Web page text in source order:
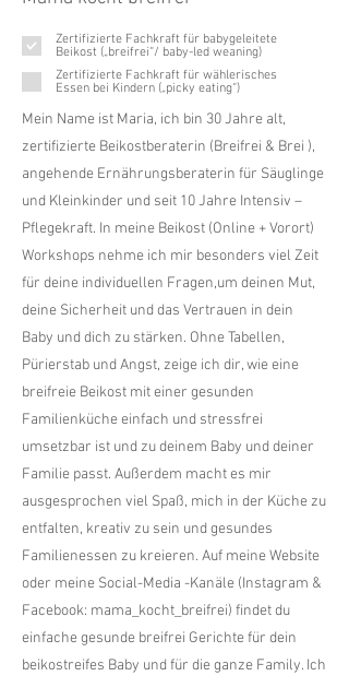
Zertifizierte Fachkraft für babygeleitete
Beikost („breifrei“/ baby-led weaning)
Zertifizierte Fachkraft für wählerisches
Essen bei Kindern („picky eating“)
Mein Name ist Maria, ich bin 30 Jahre alt,
zertifizierte Beikostberaterin (Breifrei & Brei ),
angehende Ernährungsberaterin für Säuglinge
und Kleinkinder und seit 10 Jahre Intensiv –
Pflegekraft. In meine Beikost (Online + Vorort)
Workshops nehme ich mir besonders viel Zeit
für deine individuellen Fragen,um deinen Mut,
deine Sicherheit und das Vertrauen in dein
Baby und dich zu stärken. Ohne Tabellen,
Pürierstab und Angst, zeige ich dir, wie eine
breifreie Beikost mit einer gesunden
Familienküche einfach und stressfrei
umsetzbar ist und zu deinem Baby und deiner
Familie passt. Außerdem macht es mir
ausgesprochen viel Spaß, mich in der Küche zu
entfalten, kreativ zu sein und gesundes
Familienessen zu kreieren. Auf meine Website
oder meine Social-Media -Kanäle (Instagram &
Facebook: mama_kocht_breifrei) findet du
einfache gesunde breifrei Gerichte für dein
beikostreifes Baby und für die ganze Family. Ich